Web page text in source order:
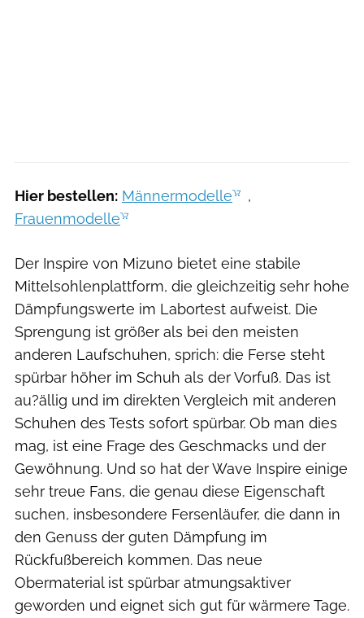
Hier bestellen: Männermodelle
,
Frauenmodelle
Der Inspire von Mizuno bietet eine stabile
Mittelsohlenplattform, die gleichzeitig sehr hohe
Dämpfungswerte im Labortest aufweist. Die
Sprengung ist größer als bei den meisten
anderen Laufschuhen, sprich: die Ferse steht
spürbar höher im Schuh als der Vorfuß. Das ist
au?ällig und im direkten Vergleich mit anderen
Schuhen des Tests sofort spürbar. Ob man dies
mag, ist eine Frage des Geschmacks und der
Gewöhnung. Und so hat der Wave Inspire einige
sehr treue Fans, die genau diese Eigenschaft
suchen, insbesondere Fersenläufer, die dann in
den Genuss der guten Dämpfung im
Rückfußbereich kommen. Das neue
Obermaterial ist spürbar atmungsaktiver
geworden und eignet sich gut für wärmere Tage.